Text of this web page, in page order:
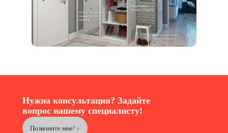
Нужна консультация? Задайте
вопрос нашему специалисту!
Позвоните мне!